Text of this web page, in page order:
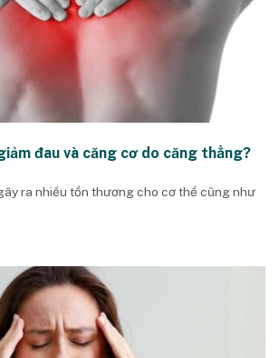
đau và căng cơ do căng thẳng?
ra nhiều tổn thương cho cơ thể cũng như